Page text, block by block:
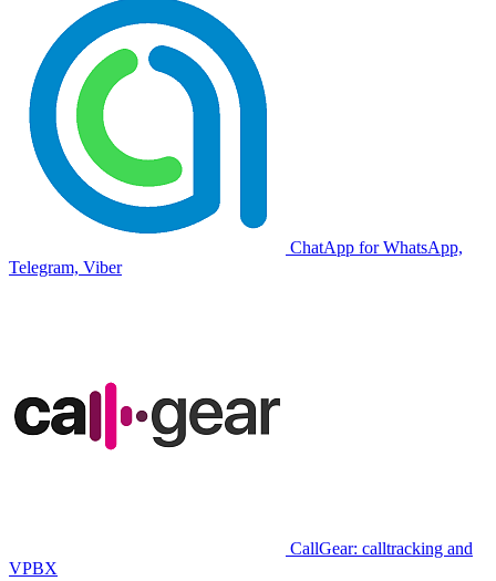
ChatApp for WhatsApp,
Telegram, Viber
CallGear: calltracking and
VPBX